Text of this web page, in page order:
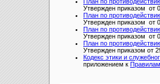
Утвержден приказом от
План по
Утвержден приказом от
План по
Утвержден приказом от
План по
Утвержден приказом от
Кодекс этики и
приложением к